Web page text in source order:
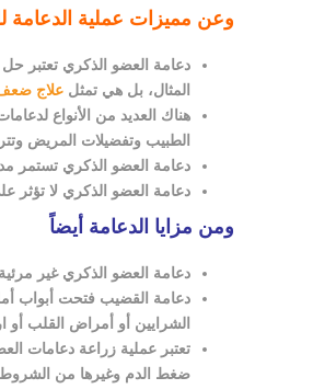
وعن مميزات عملية الدعامة
دعامة العضو الذكري تعتبر
المثال، بل هي تمثل علاج ضعف
هناك العديد من الأنواع
الطبيب وتفضيلات المريض
دعامة العضو الذكري تستمر
دعامة العضو الذكري لا تؤثر
ومن مزايا الدعامة أيضاً
دعامة العضو الذكري غير مرئية
دعامة القضيب فتحت أبواب
الشرايين أو أمراض القلب أو
تعتبر عملية زراعة دعامات
ضغط الدم وغيرها من